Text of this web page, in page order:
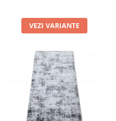
VEZI VARIANTE